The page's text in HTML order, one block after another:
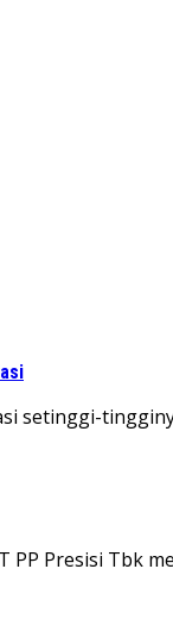
setinggi-
Presisi Tbk